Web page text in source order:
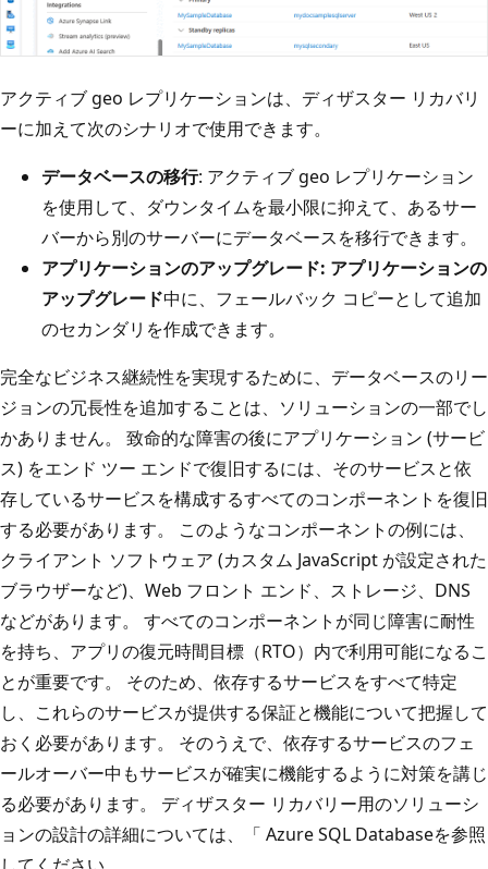
アクティブ geo レプリケーションは、ディザスター リカバリ
ーに加えて次のシナリオで使用できます。
データベースの移行: アクティブ geo レプリケーション
を使用して、ダウンタイムを最小限に抑えて、あるサー
バーから別のサーバーにデータベースを移行できます。
アプリケーションのアップグレード: アプリケーションの
アップグレード中に、フェールバック コピーとして追加
のセカンダリを作成できます。
完全なビジネス継続性を実現するために、データベースのリー
ジョンの冗長性を追加することは、ソリューションの一部でし
かありません。 致命的な障害の後にアプリケーション (サービ
ス) をエンド ツー エンドで復旧するには、そのサービスと依
存しているサービスを構成するすべてのコンポーネントを復旧
する必要があります。 このようなコンポーネントの例には、
クライアント ソフトウェア (カスタム JavaScript が設定された
ブラウザーなど)、Web フロント エンド、ストレージ、DNS
などがあります。 すべてのコンポーネントが同じ障害に耐性
を持ち、アプリの復元時間目標（RTO）内で利用可能になるこ
とが重要です。 そのため、依存するサービスをすべて特定
し、これらのサービスが提供する保証と機能について把握して
おく必要があります。 そのうえで、依存するサービスのフェ
ールオーバー中もサービスが確実に機能するように対策を講じ
る必要があります。 ディザスター リカバリー用のソリューシ
ョンの設計の詳細については、「 Azure SQL Databaseを参照